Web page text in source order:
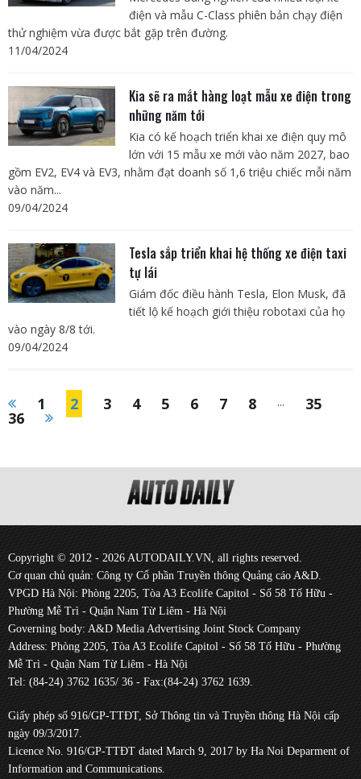
điện và mẫu C-Class phiên bản chạy điện
thử nghiệm vừa được bắt gặp trên đường.
11/04/2024
Kia sẽ ra mắt hàng loạt mẫu xe điện trong
những năm tới
Kia có kế hoạch triển khai xe điện quy mô
lớn với 15 mẫu xe mới vào năm 2027, bao
gồm EV2, EV4 và EV3, nhằm đạt doanh số 1,6 triệu chiếc mỗi năm
vào năm...
09/04/2024
Tesla sắp triển khai hệ thống xe điện taxi
tự lái
Giám đốc điều hành Tesla, Elon Musk, đã
tiết lộ kế hoạch giới thiệu robotaxi của họ
vào ngày 8/8 tới.
09/04/2024
1 2 3 4 5 6 7 8 ... 35
36
Copyright © 2012 - 2026 AUTODAILY.VN, all rights reserved.
Cơ quan chủ quản: Công ty Cổ phần Truyền thông Quảng cáo A&D.
VPGD Hà Nội: Phòng 2205, Tòa A3 Ecolife Capitol - Số 58 Tố Hữu -
Phường Mễ Trì - Quận Nam Từ Liêm - Hà Nội
Governing body: A&D Media Advertising Joint Stock Company
Address: Phòng 2205, Tòa A3 Ecolife Capitol - Số 58 Tố Hữu - Phường
Mễ Trì - Quận Nam Từ Liêm - Hà Nội
Tel: (84-24) 3762 1635/ 36 - Fax:(84-24) 3762 1639.
Giấy phép số 916/GP-TTĐT, Sở Thông tin và Truyền thông Hà Nội cấp
ngày 09/3/2017.
Licence No. 916/GP-TTĐT dated March 9, 2017 by Ha Noi Deparment of
Information and Communications.